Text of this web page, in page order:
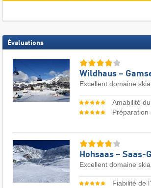
Évaluations
Wildhaus –
Excellent domaine
Amabilité
Préparation
Hohsaas – Saas-
Excellent domaine
Fiabilité de